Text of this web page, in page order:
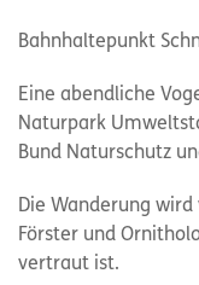
Bahnhaltepunkt
Eine abendliche
Naturpark
Bund Naturschutz
Die Wanderung
Förster und
vertraut ist.